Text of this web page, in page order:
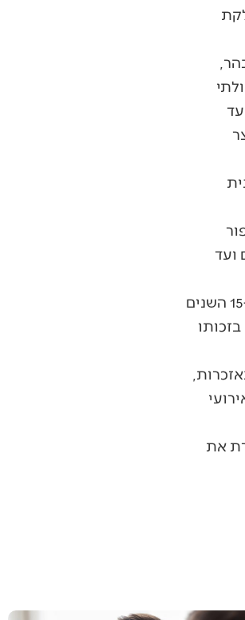
ועד
ואחרון, אחרון חביב: בחלקת הנביאים טמון גם בננו האהוב, אביה יהושע, שנהרג והוא במזמור י״ט לחייו. ב-15 השנים
את